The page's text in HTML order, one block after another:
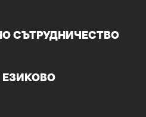
СЪТРУДНИЧЕСТВО
ЕЗИКОВО